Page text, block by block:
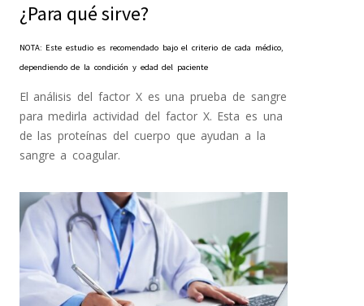
¿Para qué sirve?
NOTA: Este estudio es recomendado bajo el criterio de cada médico,
dependiendo de la condición y edad del paciente
El análisis del factor X es una prueba de sangre
para medirla actividad del factor X. Esta es una
de las proteínas del cuerpo que ayudan a la
sangre a coagular.